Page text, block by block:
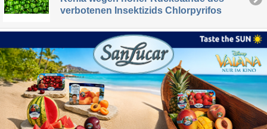
verbotenen Insektizids Chlorpyrifos